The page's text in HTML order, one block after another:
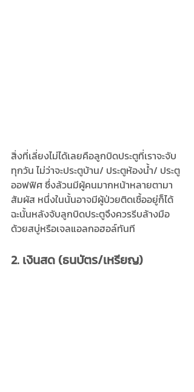
สิ่งที่เลี่ยงไม่ได้เลยคือลูกบิดประตูที่เราจะจับ
ทุกวัน ไม่ว่าจะประตูบ้าน/ ประตูห้องน้ำ/ ประตู
ออฟฟิศ ซึ่งล้วนมีผู้คนมากหน้าหลายตามา
สัมผัส หนึ่งในนั้นอาจมีผู้ป่วยติดเชื้ออยู่ก็ได้
ฉะนั้นหลังจับลูกบิดประตูจึงควรรีบล้างมือ
ด้วยสบู่หรือเจลแอลกอฮอล์ทันที
2. เงินสด (ธนบัตร/เหรียญ)